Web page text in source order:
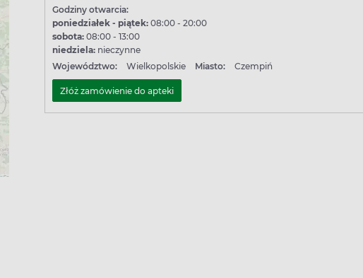
Godziny otwarcia:
poniedziałek - piątek: 08:00 - 20:00
sobota: 08:00 - 13:00
niedziela: nieczynne
Województwo:
Wielkopolskie Miasto: Czempiń
Złóż zamówienie do apteki